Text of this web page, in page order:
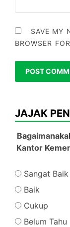
SAVE MY
BROWSER
JAJAK
Kantor
Sangat Baik
Baik
Cukup
Belum Tahu